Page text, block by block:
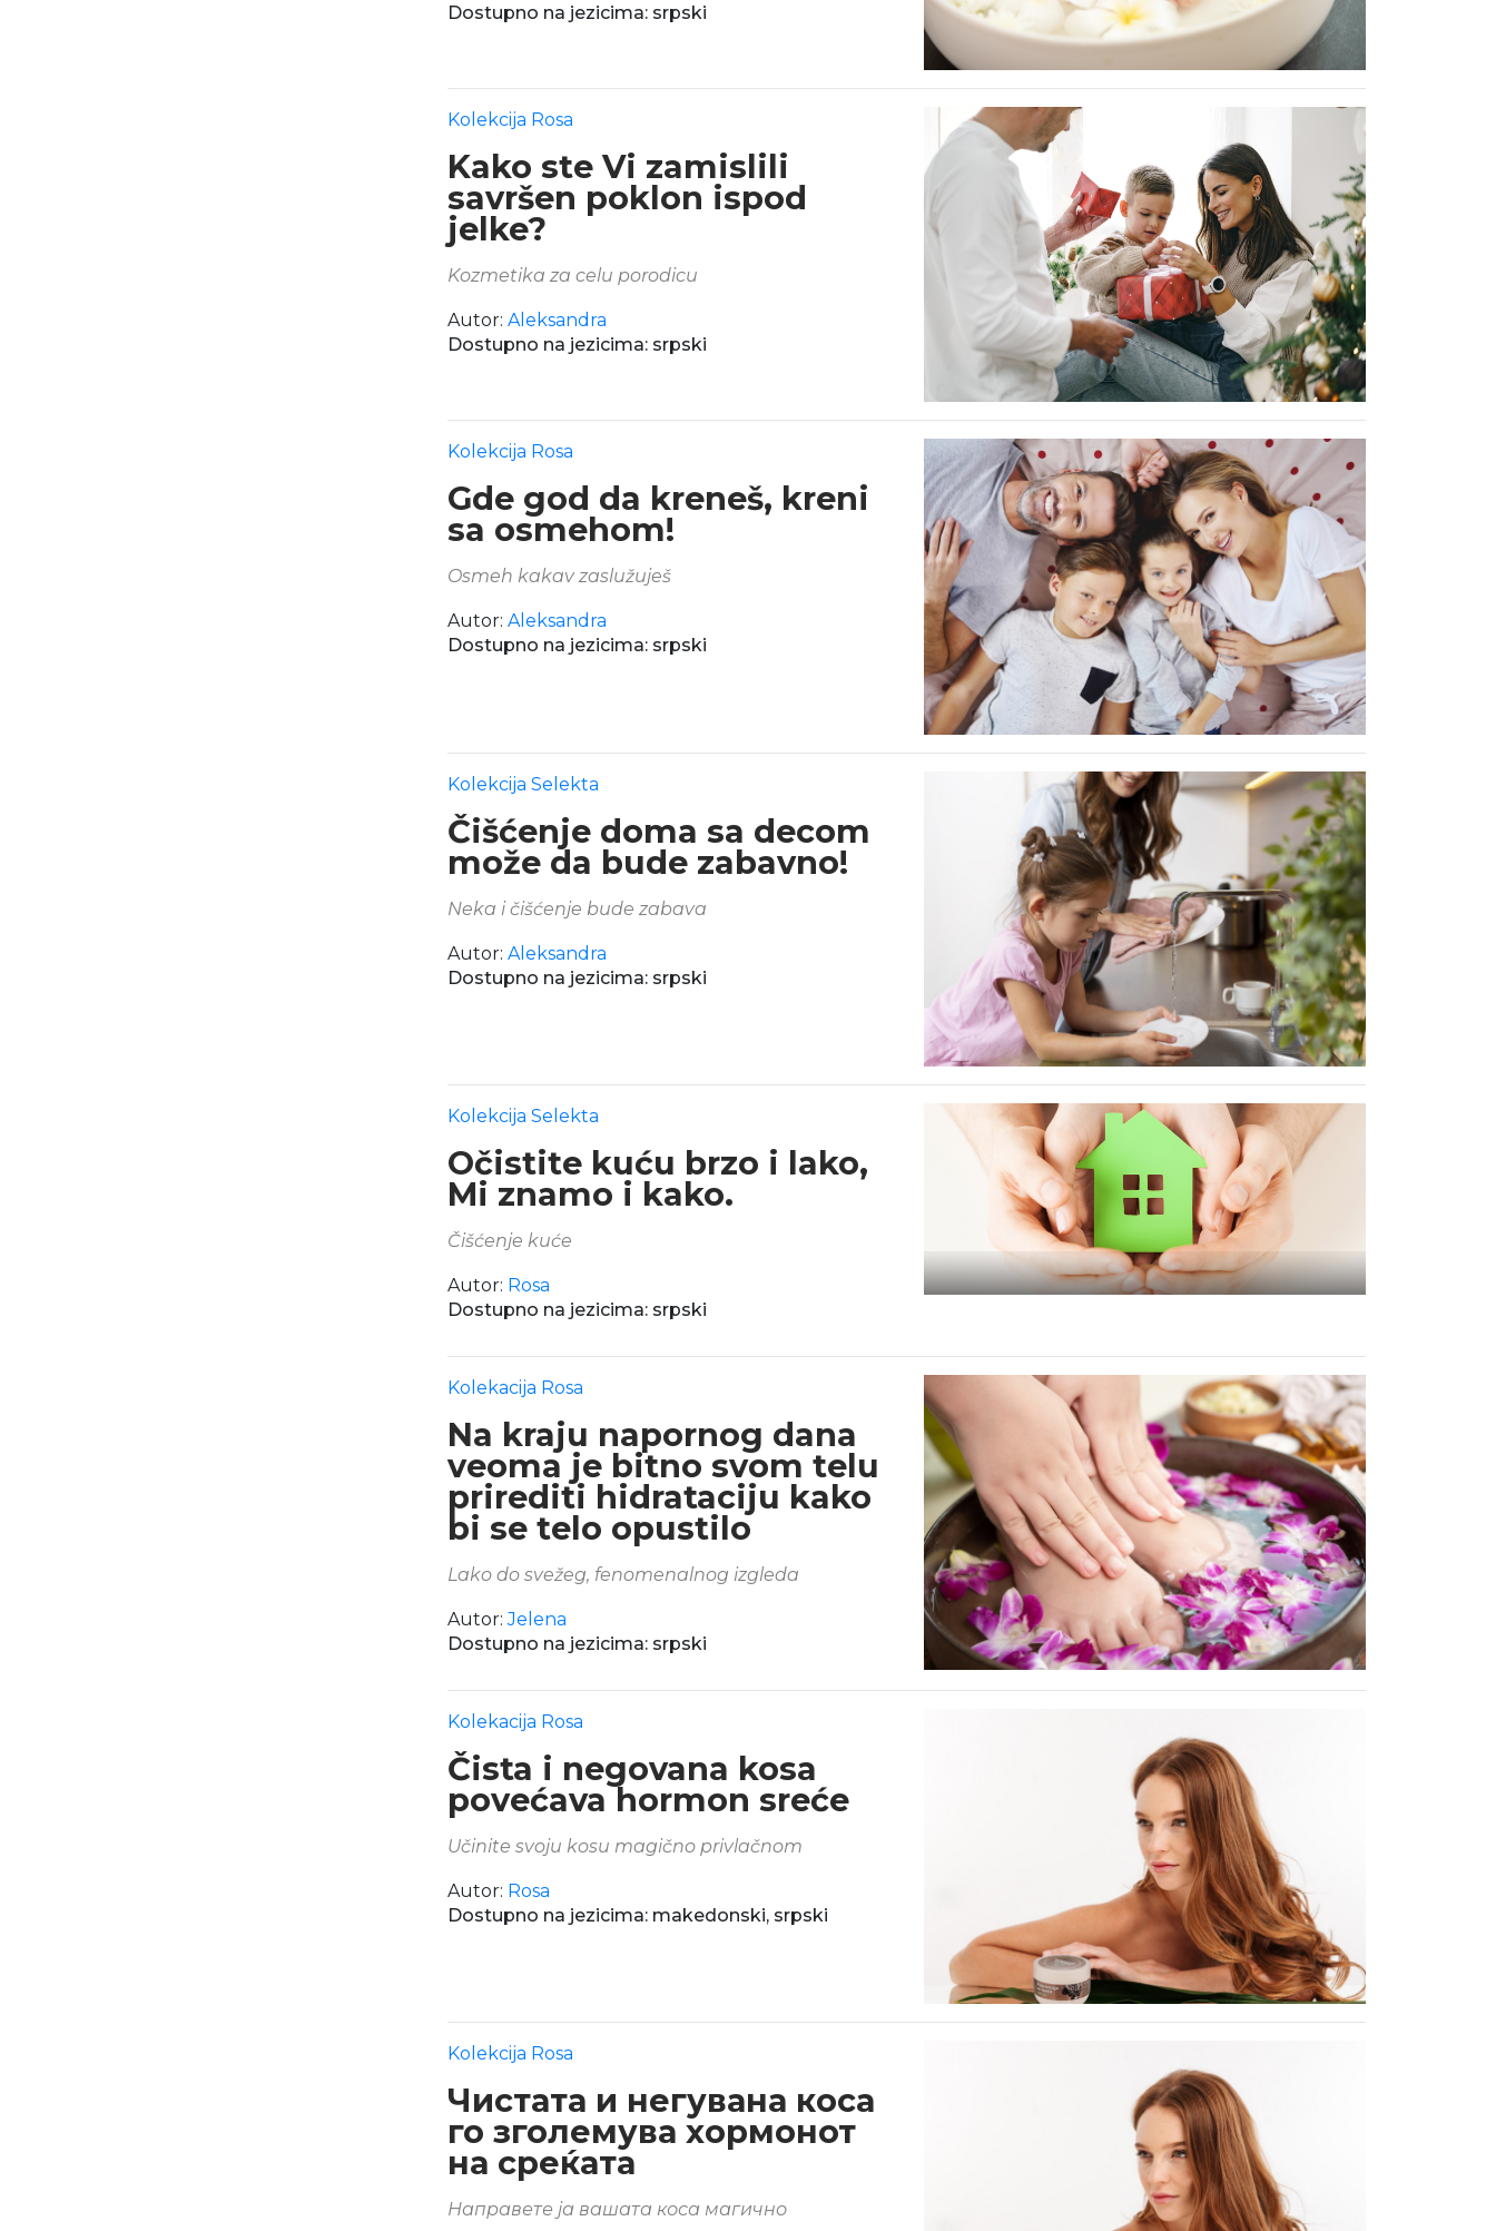
Dostupno na jezicima: srpski
Kolekcija Rosa
Kako ste Vi zamislili
savršen poklon ispod
jelke?
Kozmetika za celu porodicu
Autor: Aleksandra
Dostupno na jezicima: srpski
Kolekcija Rosa
Gde god da kreneš, kreni
sa osmehom!
Osmeh kakav zaslužuješ
Autor: Aleksandra
Dostupno na jezicima: srpski
Kolekcija Selekta
Čišćenje doma sa decom
može da bude zabavno!
Neka i čišćenje bude zabava
Autor: Aleksandra
Dostupno na jezicima: srpski
Kolekcija Selekta
Očistite kuću brzo i lako,
Mi znamo i kako.
Čišćenje kuće
Autor: Rosa
Dostupno na jezicima: srpski
Kolekacija Rosa
Na kraju napornog dana
veoma je bitno svom telu
prirediti hidrataciju kako
bi se telo opustilo
Lako do svežeg, fenomenalnog izgleda
Autor:Jelena
Dostupno na jezicima: srpski
Kolekacija Rosa
Čista i negovana kosa
povećava hormon sreće
Učinite svoju kosu magično privlačnom
Autor: Rosa
Dostupno na jezicima: makedonski, srpski
Kolekcija Rosa
Чистата и негувана коса
го зголемува хормонот
на среќата
Направете ја вашата коса магично